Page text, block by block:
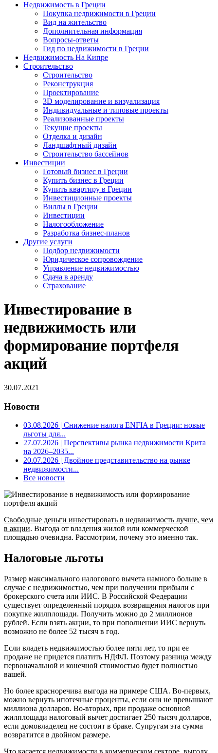
Недвижимость в Греции
Покупка недвижимости в Греции
Вид на жительство
Дополнительная информация
Вопросы-ответы
Гид по недвижимости в Греции
Недвижимость На Кипре
Строительство
Строительство
Реконструкция
Проектирование
3D моделирование и визуализация
Индивидуальные и типовые проекты
Реализованные проекты
Текущие проекты
Отделка и дизайн
Ландшафтный дизайн
Строительство бассейнов
Инвестиции
Готовый бизнес в Греции
Купить бизнес в Греции
Купить квартиру в Греции
Инвестиционные проекты
Виллы в Греции
Инвестиции
Налогообложение
Разработка бизнес-планов
Другие услуги
Подбор недвижимости
Юридическое сопровождение
Управление недвижимостью
Сдача в аренду
Страхование
Инвестирование в
недвижимость или
формирование портфеля
акций
30.07.2021
Новости
03.08.2026 | Снижение налога ENFIA в Греции: новые
льготы для...
27.07.2026 | Перспективы рынка недвижимости Крита
на 2026–2035...
20.07.2026 | Двойное представительство на рынке
недвижимости...
Все новости
Свободные деньги инвестировать в недвижимость лучше, чем
в акции. Выгода от владения жилой или коммерческой
площадью очевидна. Рассмотрим, почему это именно так.
Налоговые льготы
Размер максимального налогового вычета намного больше в
случае с недвижимостью, чем при получении прибыли с
брокерского счета или ИИС. В Российской Федерации
существует определенный порядок возвращения налогов при
покупке жилплощади. Получить можно до 2 миллионов
рублей. Если взять акции, то при пополнении ИИС вернуть
возможно не более 52 тысяч в год.
Если владеть недвижимостью более пяти лет, то при ее
продаже не придется платить НДФЛ. Поэтому разница между
первоначальной и конечной стоимостью будет полностью
вашей.
Но более красноречива выгода на примере США. Во-первых,
можно вернуть ипотечные проценты, если они не превышают
миллиона долларов. Во-вторых, при продаже основной
жилплощади налоговый вычет достигает 250 тысяч долларов,
если домовладелец не состоит в браке. Супругам эта сумма
возвратится в двойном размере.